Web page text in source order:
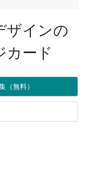
ザインの
カード
（無料）